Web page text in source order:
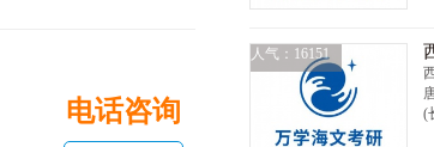
电话咨询
人气：16151
(